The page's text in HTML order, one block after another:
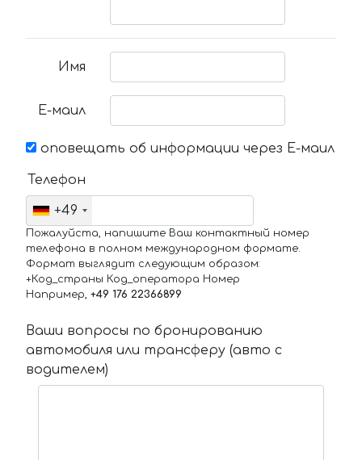
Имя
Е-маил
оповещать об информации через Е-маил
Телефон
+49
Пожалуйста, напишите Ваш контактный номер
телефона в полном международном формате.
Формат выглядит следующим образом:
+Код_страны Код_оператора Номер
Например, +49 176 22366899
Ваши вопросы по бронированию
автомобиля или трансферу (авто с
водителем)